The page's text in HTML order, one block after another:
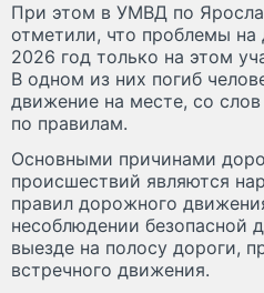
При этом в УМВД по
отметили, что проблемы на
2026 год только на этом
В одном из них погиб
движение на месте, со
по правилам.
Основными причинами
происшествий являются
правил дорожного
несоблюдении безопасной
выезде на полосу дороги,
встречного движения.